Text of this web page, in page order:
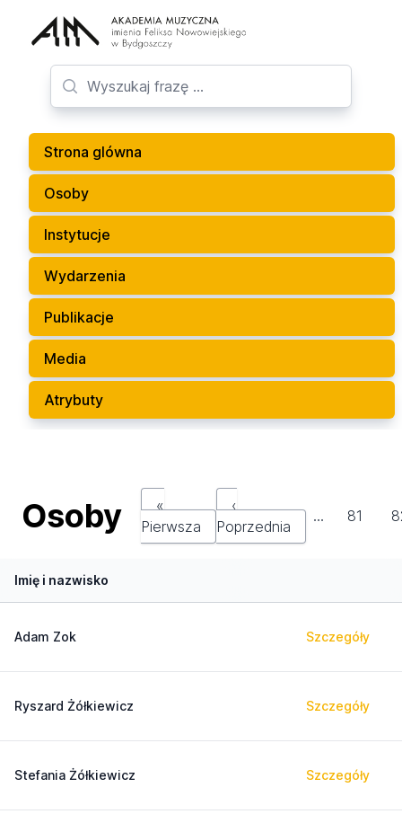
Strona glówna
Osoby
Instytucje
Wydarzenia
Publikacje
Media
Atrybuty
Osoby
«
Pierwsza
‹
Poprzednia
… 81
Imię i nazwisko
Adam Zok Szczegóły
Ryszard Żółkiewicz Szczegóły
Stefania Żółkiewicz Szczegóły